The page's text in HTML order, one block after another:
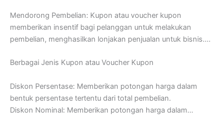
berbagai platform.
Mendorong Pembelian: Kupon atau voucher kupon
memberikan insentif bagi pelanggan untuk melakukan
pembelian, menghasilkan lonjakan penjualan untuk bisnis.
dapat menarik perhatian pelanggan baru yang ingin
terjangkau.
Meningkatkan Frekuensi Pembelian: Kupon atau voucher
kupon dapat mendorong pelanggan untuk berbelanja lebih
Berbagai Jenis Kupon atau Voucher Kupon
Diskon Persentase: Memberikan potongan harga dalam
bentuk persentase tertentu dari total pembelian.
Diskon Nominal: Memberikan potongan harga dalam